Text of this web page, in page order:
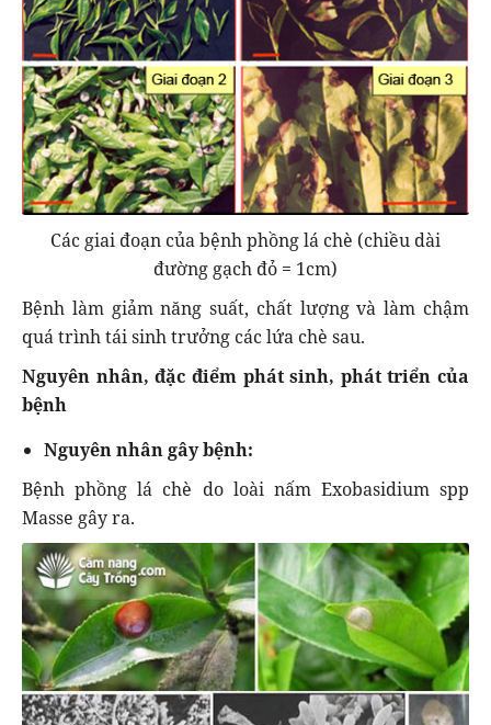
Các giai đoạn của bệnh phồng lá chè (chiều dài
đường gạch đỏ = 1cm)
Bệnh làm giảm năng suất, chất lượng và làm chậm
quá trình tái sinh trưởng các lứa chè sau.
Nguyên nhân, đặc điểm phát sinh, phát triển của
bệnh
Nguyên nhân gây bệnh:
Bệnh phồng lá chè do loài nấm Exobasidium spp
Masse gây ra.